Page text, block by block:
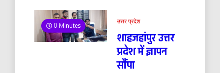
0 Minutes
उत्तर प्रदेश
शाहजहांपुर उत्तर
प्रदेश में ज्ञापन
सौंपा